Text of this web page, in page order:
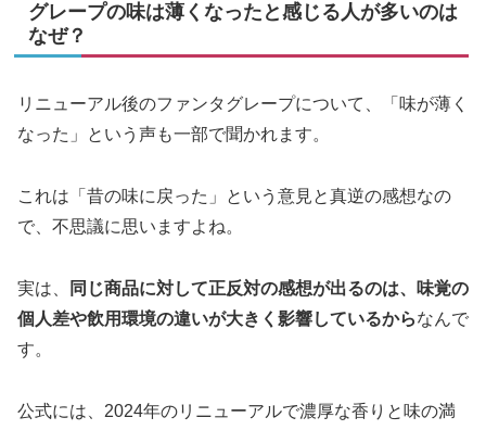
グレープの味は薄くなったと感じる人が多いのは
なぜ？
リニューアル後のファンタグレープについて、「味が薄く
なった」という声も一部で聞かれます。
これは「昔の味に戻った」という意見と真逆の感想なの
で、不思議に思いますよね。
実は、
同じ商品に対して正反対の感想が出るのは、味覚の
個人差や飲用環境の違いが大きく影響しているからなんで
す。
公式には、2024年のリニューアルで濃厚な香りと味の満